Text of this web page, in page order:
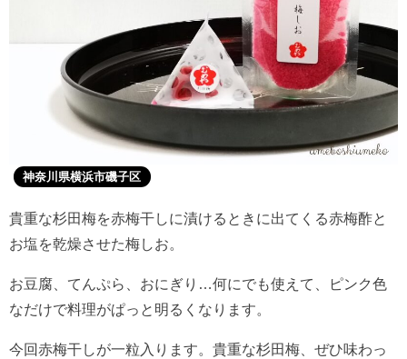
神奈川県横浜市磯子区
貴重な杉田梅を赤梅干しに漬けるときに出てくる赤梅酢と
お塩を乾燥させた梅しお。
お豆腐、てんぷら、おにぎり…何にでも使えて、ピンク色
なだけで料理がぱっと明るくなります。
今回赤梅干しが一粒入ります。貴重な杉田梅、ぜひ味わっ